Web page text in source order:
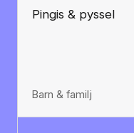
Pingis & pyssel
Barn & familj